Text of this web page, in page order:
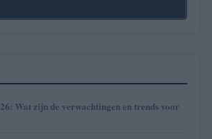
Wat zijn de verwachtingen en trends voor